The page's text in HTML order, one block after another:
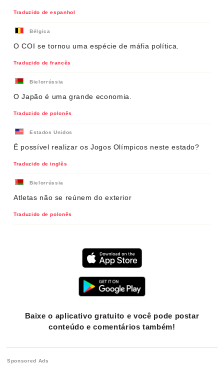
Traduzido de espanhol
Bélgica
O COI se tornou uma espécie de máfia política.
Traduzido de francês
Bielorrússia
O Japão é uma grande economia.
Traduzido de polonês
Estados Unidos
É possível realizar os Jogos Olímpicos neste estado?
Traduzido de inglês
Bielorrússia
Atletas não se reúnem do exterior
Traduzido de polonês
Baixe o aplicativo gratuito e você pode postar
conteúdo e comentários também!
Sponsored Ads